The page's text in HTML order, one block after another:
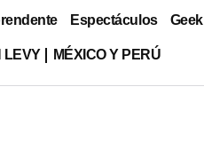
Espectáculos Geek
LEVY MÉXICO Y PERÚ